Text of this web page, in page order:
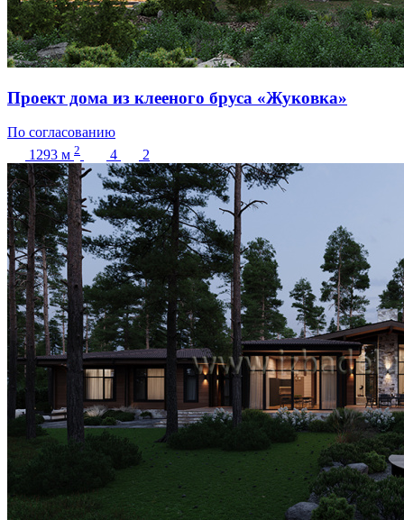
Проект дома из клееного бруса «Жуковка»
По согласованию
1293 м 2 4 2